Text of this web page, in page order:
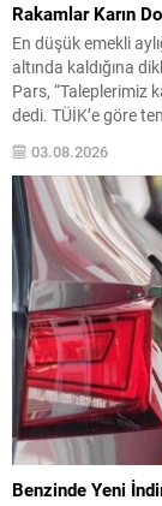
Rakamlar Karın
En düşük emekli
altında kaldığına
Pars, “Taleplerimiz
dedi. TÜİK’e göre
artış, önceki yılın
ortalamalara göre
03.08.2026
Benzinde Yeni